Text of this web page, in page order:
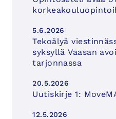
5.6.2026
Tekoälyä
syksyllä Vaasan
tarjonnassa
20.5.2026
Uutiskirje 1:
12.5.2026